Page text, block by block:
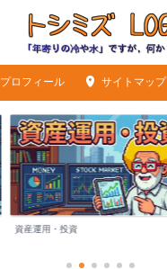
プロフィール サイトマップ
バイク（PCX）・ツーリング